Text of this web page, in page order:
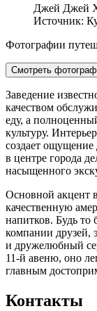
Джей Джей
Источник:
Фотографии
Смотреть
Заведение
качеством
еду, а
культуру.
создает ощущение
в центре города
насыщенного
Основной акцент в
качественную
напитков. Будь
компании друзей,
и дружелюбный
11-й авеню, оно
главным
Контакты